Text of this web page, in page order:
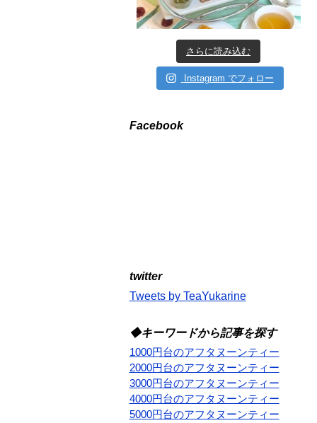
さらに読み込む
Instagram でフォロー
Facebook
twitter
Tweets by TeaYukarine
◆キーワードから記事を探す
1000円台のアフタヌーンティー
2000円台のアフタヌーンティー
3000円台のアフタヌーンティー
4000円台のアフタヌーンティー
5000円台のアフタヌーンティー